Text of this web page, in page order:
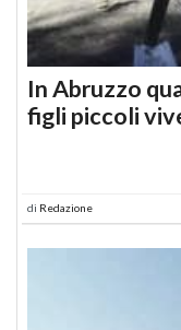
In Abruzzo
figli piccoli
di Redazione